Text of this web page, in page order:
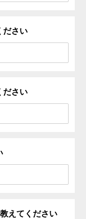
ださい
ださい
えてください